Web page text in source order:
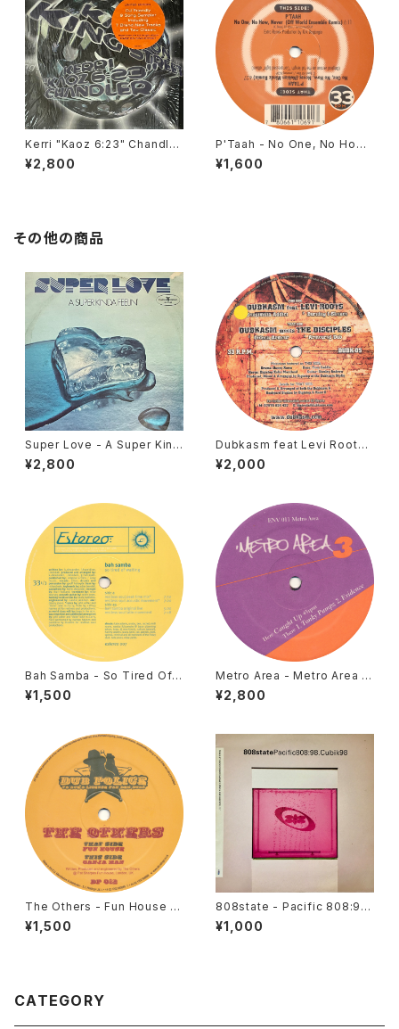
Kerri "Kaoz 6:23" Chandler
- Kaoz On King Street [BP
M King Street Sounds / 19
¥2,800
P'Taah - No One, No How,
Never [Ubiquity / 2000]
¥1,600
その他の商品
Super Love - A Super Kind
a Feelin' [Polskie Nagrania
Muza / 1979]
¥2,800
Dubkasm feat Levi Roots /
Dubkasm meets The Disci
ples - Sensimilia Addict /
¥2,000
Bah Samba - So Tired Of
Waiting [Estereo / 1998]
¥1,500
Metro Area - Metro Area 3
[Environ / 2001]
¥2,800
The Others - Fun House /
Ganja Man [Dub Police]
¥1,500
808state - Pacific 808:98.
Cubik98 [ZTT / 1998]
¥1,000
CATEGORY